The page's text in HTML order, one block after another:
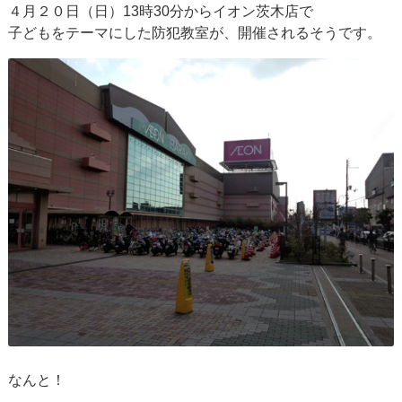
４月２０日（日）13時30分からイオン茨木店で
子どもをテーマにした防犯教室が、開催されるそうです。
なんと！